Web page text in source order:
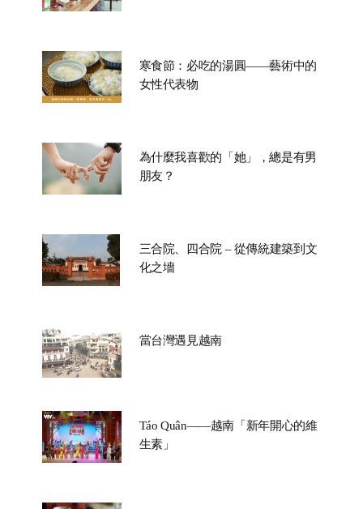
寒食節：必吃的湯圓——藝術中的
女性代表物
為什麼我喜歡的「她」，總是有男
朋友？
三合院、四合院 – 從傳統建築到文
化之墻
當台灣遇見越南
Táo Quân——越南「新年開心的維
生素」